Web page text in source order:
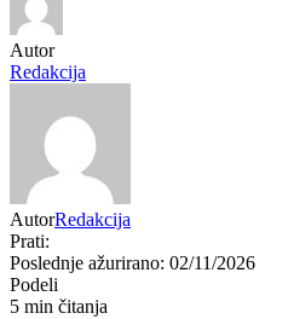
Autor
Redakcija
AutorRedakcija
Prati:
Poslednje ažurirano: 02/11/2026
Podeli
5 min čitanja